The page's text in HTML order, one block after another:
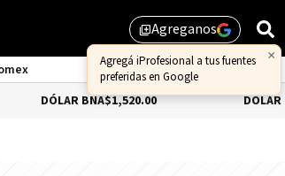
library_addAgreganos
×
Agregá iProfesional a tus fuentes
preferidas en Google
BNA$1,520.00 DÓLAR BLUE